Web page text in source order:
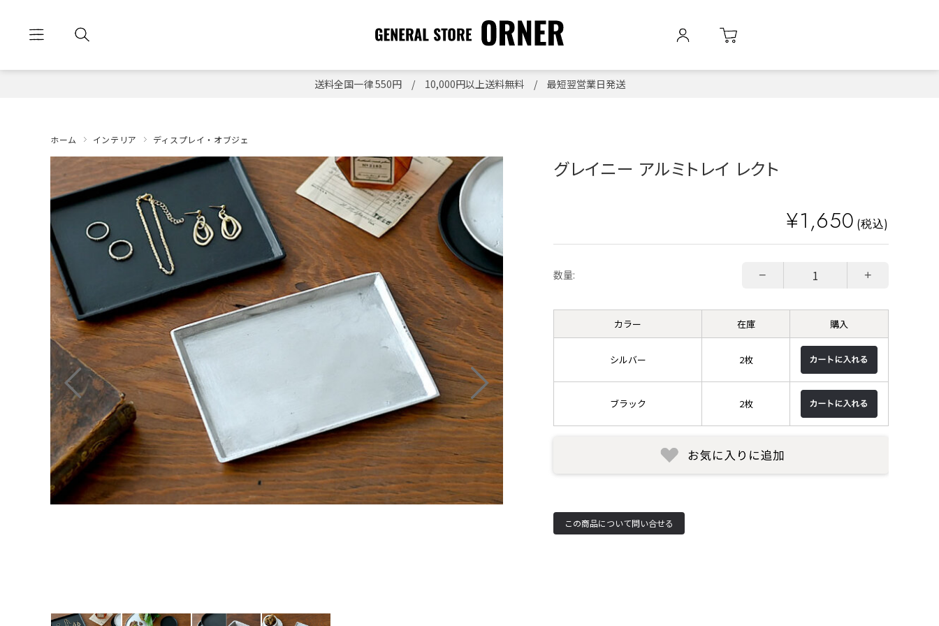
送料全国一律 550円 / 10,000円以上送料無料 / 最短翌営業日発送
ホーム インテリア ディスプレイ・オブジェ
グレイニー アルミトレイ レクト
¥1,650 (税込)
数量: − +
カラー 在庫 購入
シルバー 2枚
ブラック 2枚